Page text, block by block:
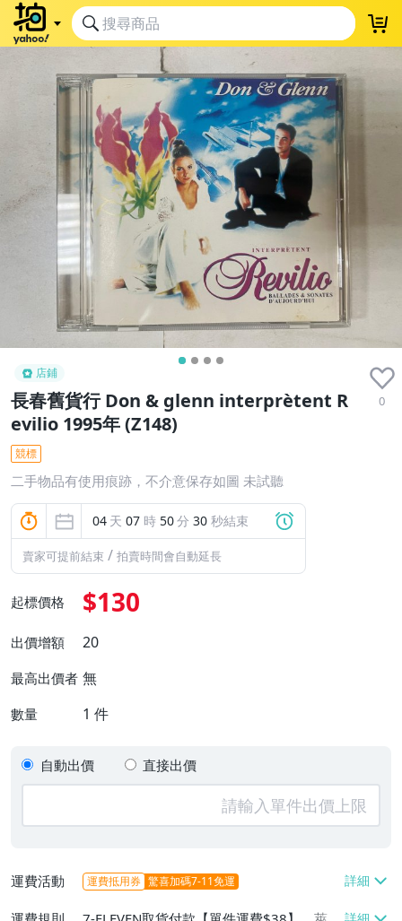
店鋪
長春舊貨行 Don & glenn interprètent R
evilio 1995年 (Z148)
0
競標
二手物品有使用痕跡，不介意保存如圖 未試聽
04 天 07 時 50分 30 秒結束
賣家可提前結束 / 拍賣時間會自動延長
起標價格 $130
出價增額 20
最高出價者 無
數量 1 件
自動出價 直接出價
運費活動 運費抵用券 驚喜加碼7-11免運